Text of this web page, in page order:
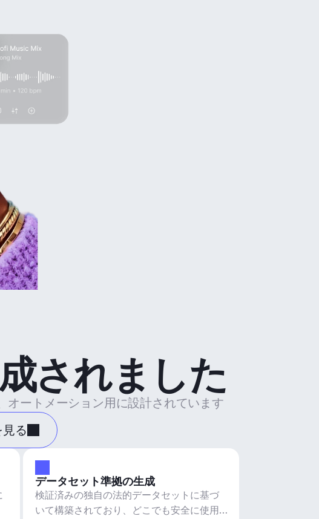
されました
オートメーション用に設計されています
見る
データセット準拠の生成
検証済みの独自の法的データセットに基づ
いて構築されており、どこでも安全に使用